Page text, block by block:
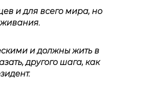
и для всего мира, но
и должны жить в
другого шага, как